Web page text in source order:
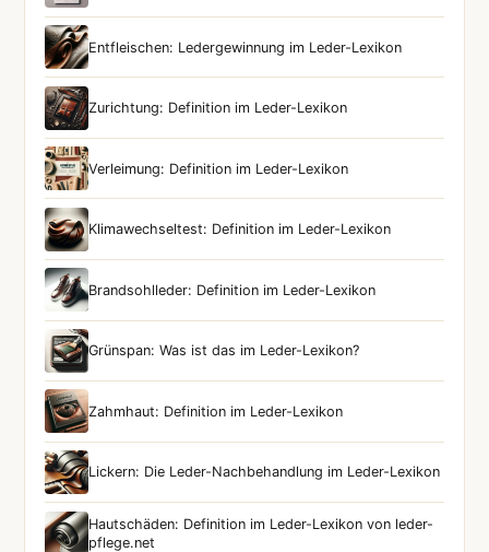
Entfleischen: Ledergewinnung im Leder-Lexikon
Zurichtung: Definition im Leder-Lexikon
Verleimung: Definition im Leder-Lexikon
Klimawechseltest: Definition im Leder-Lexikon
Brandsohlleder: Definition im Leder-Lexikon
Grünspan: Was ist das im Leder-Lexikon?
Zahmhaut: Definition im Leder-Lexikon
Lickern: Die Leder-Nachbehandlung im Leder-Lexikon
Hautschäden: Definition im Leder-Lexikon von leder-
pflege.net